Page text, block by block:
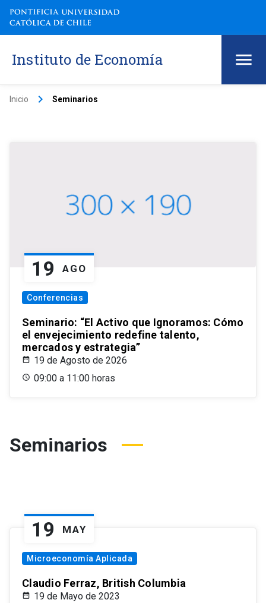
Instituto de Economía
Inicio keyboard_arrow_right Seminarios
19 AGO
Conferencias
Seminario: “El Activo que Ignoramos: Cómo
el envejecimiento redefine talento,
mercados y estrategia”
19 de Agosto de 2026
09:00 a 11:00 horas
Seminarios
19 MAY
Microeconomía Aplicada
Claudio Ferraz, British Columbia
19 de Mayo de 2023